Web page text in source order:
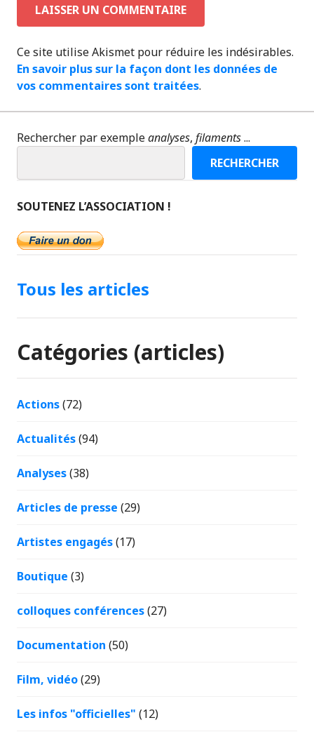
Ce site utilise Akismet pour réduire les indésirables.
En savoir plus sur la façon dont les données de
vos commentaires sont traitées.
Rechercher par exempleanalyses, filaments...
RECHERCHER
SOUTENEZ L’ASSOCIATION !
Tous les articles
Catégories (articles)
Actions(72)
Actualités(94)
Analyses(38)
Articles de presse (29)
Artistes engagés(17)
Boutique (3)
colloques conférences(27)
Documentation (50)
Film, vidéo(29)
Les infos "officielles" (12)